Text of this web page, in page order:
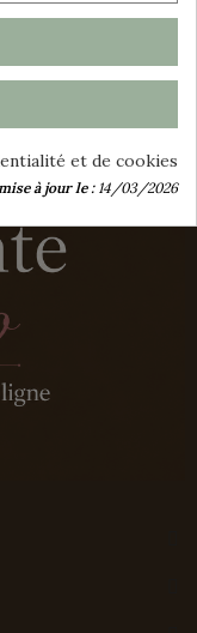
et de cookies
à jour le :14/03/2026